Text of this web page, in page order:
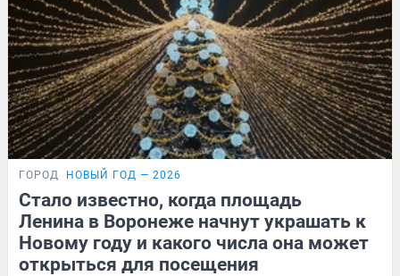
ГОРОД НОВЫЙ ГОД — 2026
Стало известно, когда площадь
Ленина в Воронеже начнут украшать к
Новому году и какого числа она может
открыться для посещения